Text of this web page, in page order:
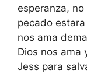
esperanza,
pecado
nos ama
Dios nos ama
Jess para